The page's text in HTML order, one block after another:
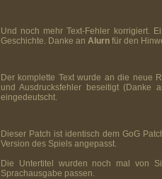
Und noch mehr Text-Fehler korrigiert.
Geschichte. Danke an Alurn für den
Der komplette Text wurde an die neue
und Ausdrucksfehler beseitigt (Danke
eingedeutscht.
Dieser Patch ist identisch dem GoG
Version des Spiels angepasst.
Die Untertitel wurden noch mal von
Sprachausgabe passen.